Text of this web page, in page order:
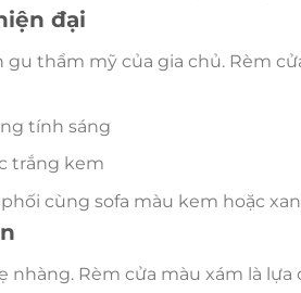
đại
thẩm mỹ của gia chủ. Rèm
tính sáng
trắng kem
cùng sofa màu kem hoặc
nhàng. Rèm cửa màu xám là